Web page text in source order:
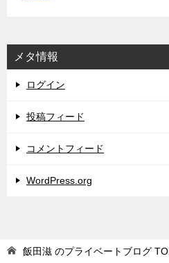
メタ情報
ログイン
投稿フィード
コメントフィード
WordPress.org
飯田滋 のプライベートブログ